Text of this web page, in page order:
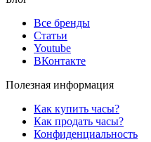
Все бренды
Статьи
Youtube
ВКонтакте
Полезная информация
Как купить часы?
Как продать часы?
Конфиденциальность